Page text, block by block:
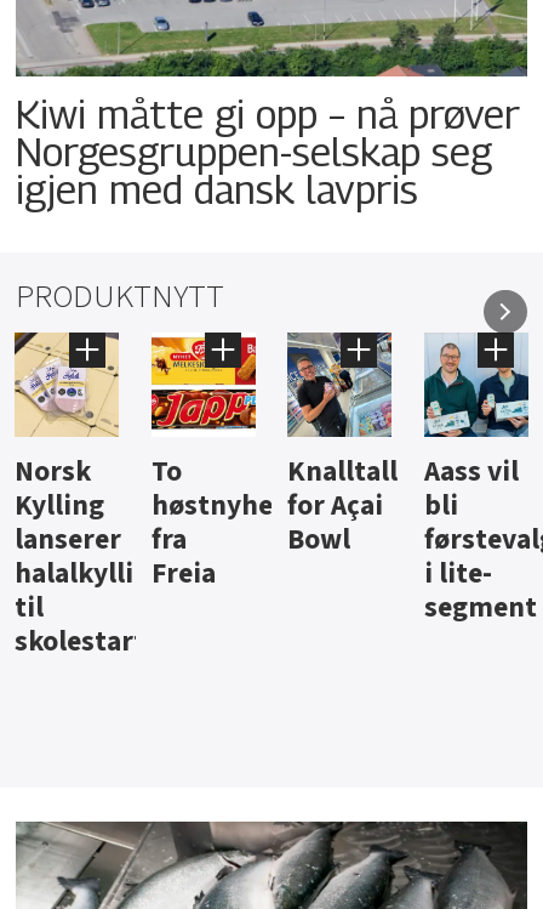
Kiwi måtte gi opp – nå prøver
Norgesgruppen-selskap seg
igjen med dansk lavpris
PRODUKTNYTT
Knalltall
for Açai
Bowl
Aass vil
bli
førstevalg
i lite-
Brus og
jus fra
Berentsen
Hard
iste fra
Hansa